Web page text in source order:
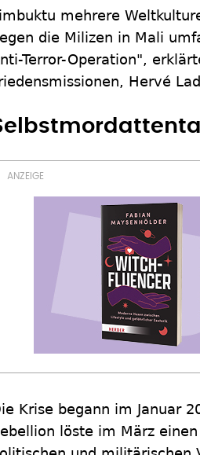
mehrere
die Milizen in Mali
Terror-Operation",
Hervé
Krise begann im Januar
löste im März